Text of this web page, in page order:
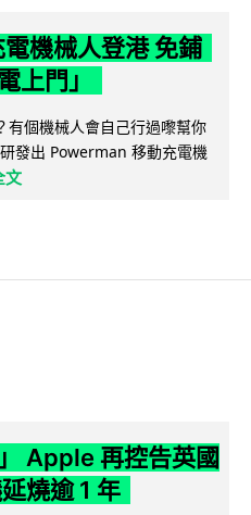
機械人登港 免鋪
上門」
有個機械人會自己行過嚟幫你
發出 Powerman 移動充電機
文
Apple 再控告英國
燒逾 1 年